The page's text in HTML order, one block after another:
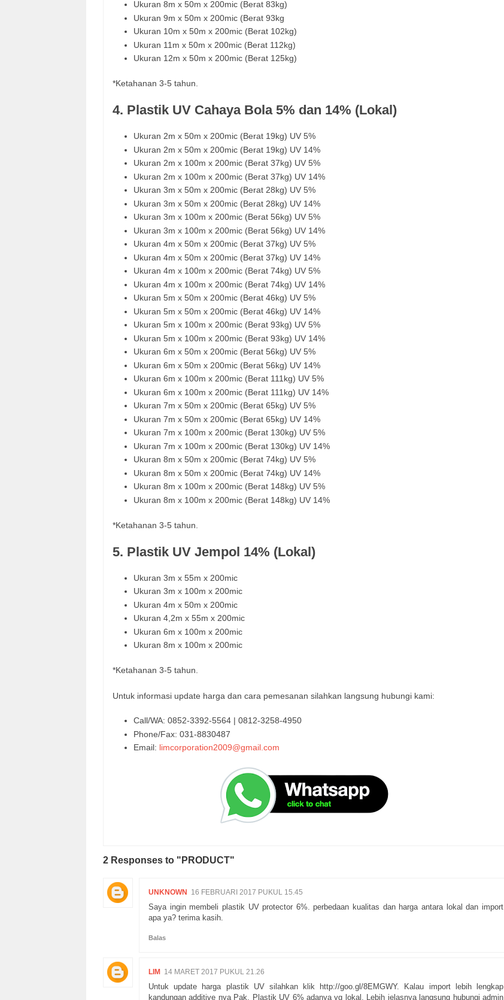
Ukuran 8m x 50m x 200mic (Berat 83kg)
Ukuran 9m x 50m x 200mic (Berat 93kg
Ukuran 10m x 50m x 200mic (Berat 102kg)
Ukuran 11m x 50m x 200mic (Berat 112kg)
Ukuran 12m x 50m x 200mic (Berat 125kg)
*Ketahanan 3-5 tahun.
4. Plastik UV Cahaya Bola 5% dan 14% (Lokal)
Ukuran 2m x 50m x 200mic (Berat 19kg) UV 5%
Ukuran 2m x 50m x 200mic (Berat 19kg) UV 14%
Ukuran 2m x 100m x 200mic (Berat 37kg) UV 5%
Ukuran 2m x 100m x 200mic (Berat 37kg) UV 14%
Ukuran 3m x 50m x 200mic (Berat 28kg) UV 5%
Ukuran 3m x 50m x 200mic (Berat 28kg) UV 14%
Ukuran 3m x 100m x 200mic (Berat 56kg) UV 5%
Ukuran 3m x 100m x 200mic (Berat 56kg) UV 14%
Ukuran 4m x 50m x 200mic (Berat 37kg) UV 5%
Ukuran 4m x 50m x 200mic (Berat 37kg) UV 14%
Ukuran 4m x 100m x 200mic (Berat 74kg) UV 5%
Ukuran 4m x 100m x 200mic (Berat 74kg) UV 14%
Ukuran 5m x 50m x 200mic (Berat 46kg) UV 5%
Ukuran 5m x 50m x 200mic (Berat 46kg) UV 14%
Ukuran 5m x 100m x 200mic (Berat 93kg) UV 5%
Ukuran 5m x 100m x 200mic (Berat 93kg) UV 14%
Ukuran 6m x 50m x 200mic (Berat 56kg) UV 5%
Ukuran 6m x 50m x 200mic (Berat 56kg) UV 14%
Ukuran 6m x 100m x 200mic (Berat 111kg) UV 5%
Ukuran 6m x 100m x 200mic (Berat 111kg) UV 14%
Ukuran 7m x 50m x 200mic (Berat 65kg) UV 5%
Ukuran 7m x 50m x 200mic (Berat 65kg) UV 14%
Ukuran 7m x 100m x 200mic (Berat 130kg) UV 5%
Ukuran 7m x 100m x 200mic (Berat 130kg) UV 14%
Ukuran 8m x 50m x 200mic (Berat 74kg) UV 5%
Ukuran 8m x 50m x 200mic (Berat 74kg) UV 14%
Ukuran 8m x 100m x 200mic (Berat 148kg) UV 5%
Ukuran 8m x 100m x 200mic (Berat 148kg) UV 14%
*Ketahanan 3-5 tahun.
5. Plastik UV Jempol 14% (Lokal)
Ukuran 3m x 55m x 200mic
Ukuran 3m x 100m x 200mic
Ukuran 4m x 50m x 200mic
Ukuran 4,2m x 55m x 200mic
Ukuran 6m x 100m x 200mic
Ukuran 8m x 100m x 200mic
*Ketahanan 3-5 tahun.
Untuk informasi update harga dan cara pemesanan silahkan langsung hubungi kami:
Call/WA: 0852-3392-5564 | 0812-3258-4950
Phone/Fax: 031-8830487
Email: limcorporation2009@gmail.com
2 Responses to "PRODUCT"
UNKNOWN 16 FEBRUARI 2017 PUKUL 15.45
Saya ingin membeli plastik UV protector 6%. perbedaan kualitas dan harga antara lokal dan import
apa ya? terima kasih.
Balas
LIM 14 MARET 2017 PUKUL 21.26
Untuk update harga plastik UV silahkan klik http://goo.gl/8EMGWY. Kalau import lebih lengkap
kandungan additive nya Pak. Plastik UV 6% adanya yg lokal. Lebih jelasnya langsung hubungi admin